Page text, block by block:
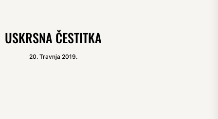
USKRSNA ČESTITKA
20. Travnja 2019.